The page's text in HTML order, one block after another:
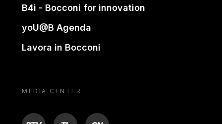
B4i - Bocconi for innovation
yoU@B Agenda
Lavora in Bocconi
MEDIA CENTER
BTV TL ON